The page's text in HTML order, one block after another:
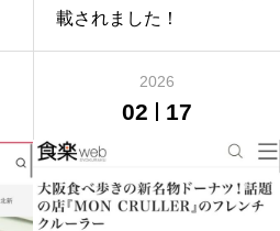
載されました！
2026
02 17